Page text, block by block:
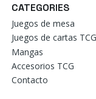
CATEGORIES
Juegos de mesa
Juegos de cartas TCG
Mangas
Accesorios TCG
Contacto